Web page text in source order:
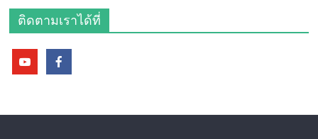
ติดตามเราได้ที่